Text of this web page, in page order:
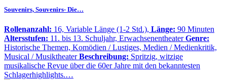
Souvenirs, Souvenirs- Die…
Rollenanzahl: 16, Variable Länge (1-2 Std.), Länge: 90 Minuten
Altersstufen: 11. bis 13. Schuljahr, Erwachsenentheater Genre:
Historische Themen, Komödien / Lustiges, Medien / Medienkritik,
Musical / Musiktheater Beschreibung: Spritzig, witzige
musikalische Revue über die 60er Jahre mit den bekanntesten
Schlagerhighlights.…